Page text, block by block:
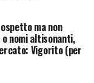
ma non
nomi altisonanti,
Vigorito (per